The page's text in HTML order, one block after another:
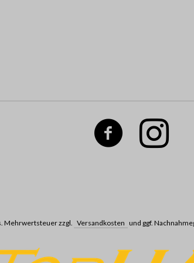
Mehrwertsteuer zzgl. Versandkosten und ggf.